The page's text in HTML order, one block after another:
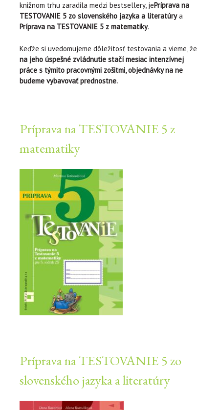
knižnom trhu zaradila medzi bestsellery, jePríprava na
TESTOVANIE 5 zo slovenského jazyka a literatúrya
Príprava na TESTOVANIE 5 z matematiky.
Keďže si uvedomujeme dôležitosť testovania a vieme, že
na jeho úspešné zvládnutie stačí mesiac intenzívnej
práce s týmito pracovnými zošitmi, objednávky na ne
budeme vybavovať prednostne.
Príprava na TESTOVANIE 5 z
matematiky
Príprava na TESTOVANIE 5 zo
slovenského jazyka a literatúry